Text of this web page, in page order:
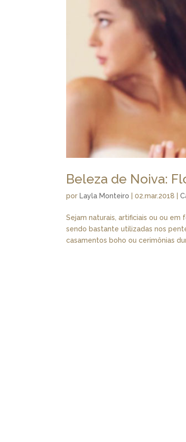
Beleza de Noiva:
porLayla Monteiro |02.mar.2018 |
Sejam naturais, artificiais ou ou
sendo bastante utilizadas nos
casamentos boho ou cerimônias